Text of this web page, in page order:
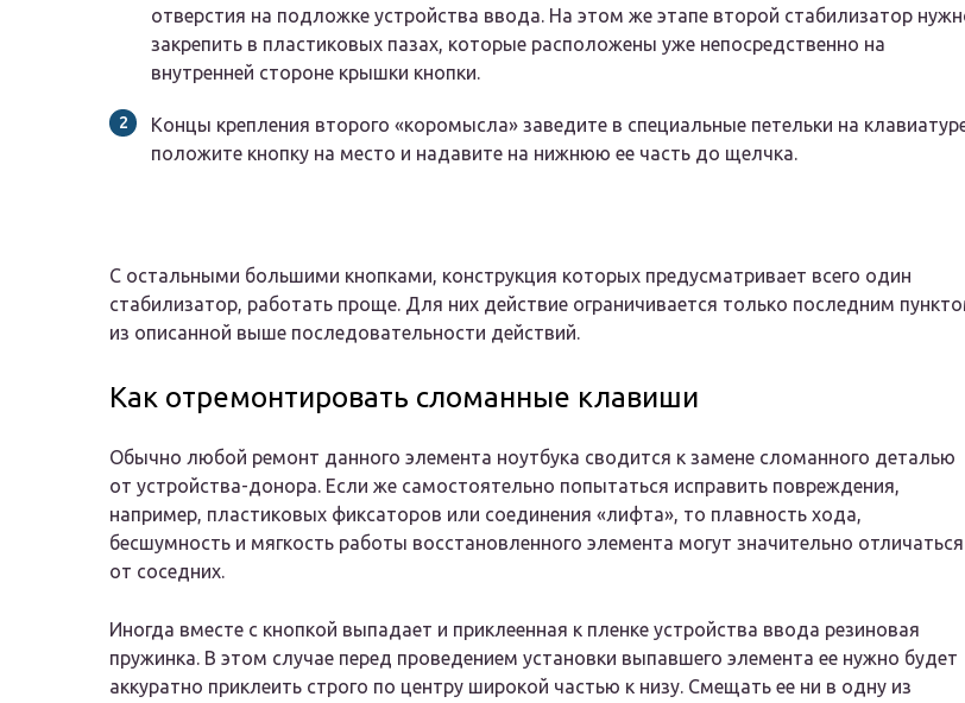
отверстия на подложке устройства ввода. На этом же этапе второй стабилизатор
закрепить в пластиковых пазах, которые расположены уже непосредственно на
внутренней стороне крышки кнопки.
Концы крепления второго «коромысла» заведите в специальные петельки на
положите кнопку на место и надавите на нижнюю ее часть до щелчка.
С остальными большими кнопками, конструкция которых предусматривает всего один
стабилизатор, работать проще. Для них действие ограничивается только последним
из описанной выше последовательности действий.
Как отремонтировать сломанные клавиши
Обычно любой ремонт данного элемента ноутбука сводится к замене сломанного деталью
от устройства-донора. Если же самостоятельно попытаться исправить повреждения,
например, пластиковых фиксаторов или соединения «лифта», то плавность хода,
бесшумность и мягкость работы восстановленного элемента могут значительно отличаться
от соседних.
Иногда вместе с кнопкой выпадает и приклеенная к пленке устройства ввода резиновая
пружинка. В этом случае перед проведением установки выпавшего элемента ее нужно будет
аккуратно приклеить строго по центру широкой частью к низу. Смещать ее ни в одну из